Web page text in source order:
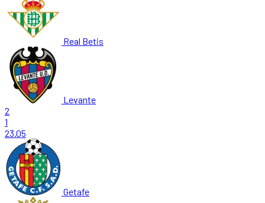
Real Betis
Levante
2
1
23.05
Getafe